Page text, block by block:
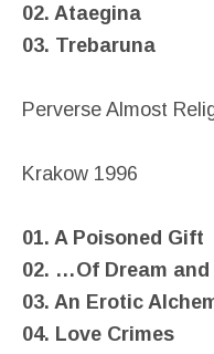
02. Ataegina
03. Trebaruna
Perverse Almost
Krakow 1996
01. A Poisoned Gift
02. …Of Dream
03. An Erotic
04. Love Crimes